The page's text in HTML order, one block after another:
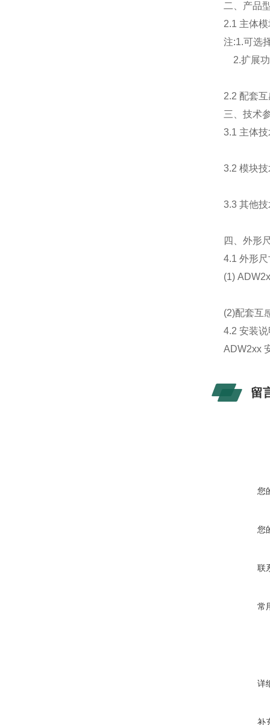
二、产品
2.1 主体
注:1.可选
2.扩展功
2.2 配套
三、技术
3.1 主体
3.2 模块
3.3 其他
四、外形
4.1 外形
(1)
(2)配套互
4.2 安装
ADW2xx
留
您
您
联
常
详
补